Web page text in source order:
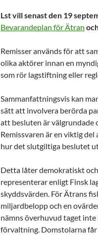
Lst villsenast den 19
Bevarandeplan för Ätran
Remisser används för att
olika aktörer innan en
som rör lagstiftning eller
Sammanfattningsvis kan
sätt att involvera berörda
att besluten är välgrundade
Remissvaren är en viktig
hur det slutgiltiga beslutet
Detta låter demokratiskt
representerar enligt Finsk
skyddsvärden. För Ätrans
miljardbelopp och en
nämns överhuvud taget
förvaltning. Domstolarna